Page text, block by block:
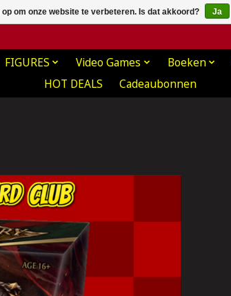
FIGURES Video Games Boeken
HOT DEALS
Cadeaubonnen
om onze website te verbeteren. Is dat akkoord? Ja